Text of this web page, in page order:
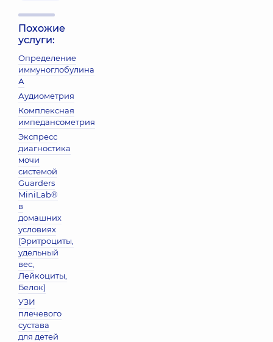
Похожие
услуги:
Определение
иммуноглобулина
А
Аудиометрия
Комплексная
импедансометрия
Экспресс
диагностика
мочи
системой
Guarders
MiniLab®
в
домашних
условиях
(Эритроциты,
удельный
вес,
Лейкоциты,
Белок)
УЗИ
плечевого
сустава
для детей